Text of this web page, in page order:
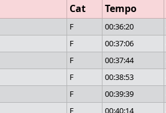
Cat Tempo
F 00:36:20
F 00:37:06
F 00:37:44
F 00:38:53
F 00:39:39
F 00:40:14